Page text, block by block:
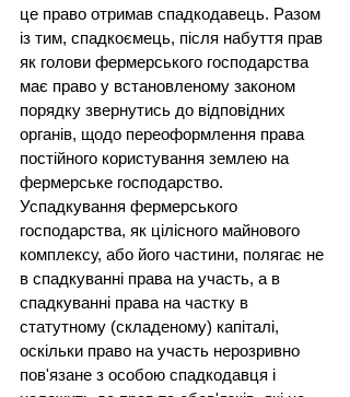
це право отримав спадкодавець. Разом
із тим, спадкоємець, після набуття прав
як голови фермерського господарства
має право у встановленому законом
порядку звернутись до відповідних
органів, щодо переоформлення права
постійного користування землею на
фермерське господарство.
Успадкування фермерського
господарства, як цілісного майнового
комплексу, або його частини, полягає не
в спадкуванні права на участь, а в
спадкуванні права на частку в
статутному (складеному) капіталі,
оскільки право на участь нерозривно
пов'язане з особою спадкодавця і